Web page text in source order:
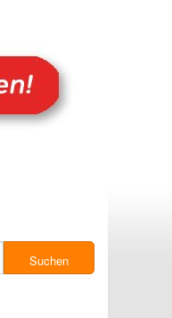
Suchen